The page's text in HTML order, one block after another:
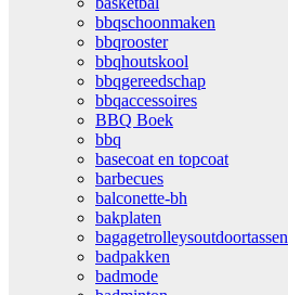
bbqschoonmaken
bbqrooster
bbqhoutskool
bbqgereedschap
bbqaccessoires
BBQ Boek
bbq
basecoat en topcoat
barbecues
balconette-bh
bakplaten
bagagetrolleysoutdoortassen
badpakken
badmode